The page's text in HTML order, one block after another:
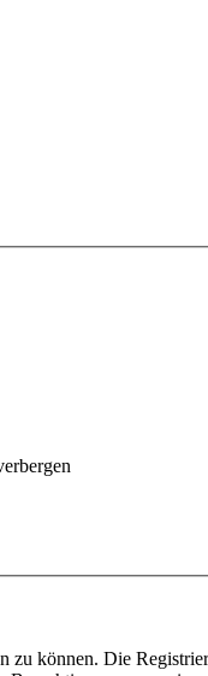
zu können. Die